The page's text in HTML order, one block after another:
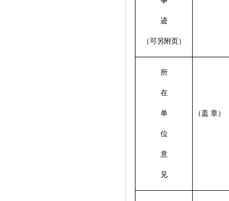
迹
（可另附页）
所
在
单
位
意
见
（盖 章）